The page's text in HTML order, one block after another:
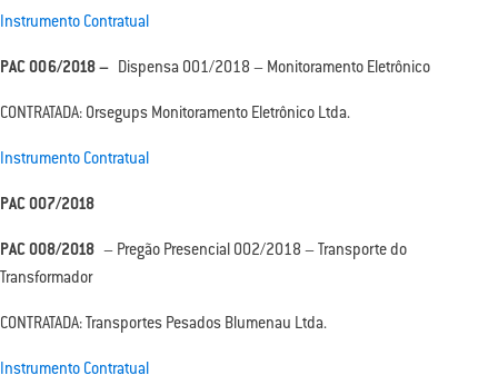
Instrumento Contratual
PAC 006/2018 – Dispensa 001/2018 – Monitoramento Eletrônico
CONTRATADA: Orsegups Monitoramento Eletrônico Ltda.
Instrumento Contratual
PAC 007/2018
PAC 008/2018 – Pregão Presencial 002/2018 – Transporte do
Transformador
CONTRATADA: Transportes Pesados Blumenau Ltda.
Instrumento Contratual